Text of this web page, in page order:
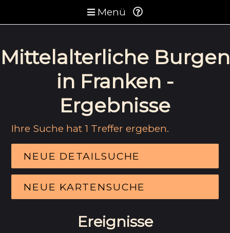
Menü
Mittelalterliche Burgen
in Franken -
Ergebnisse
Ihre Suche hat 1 Treffer ergeben.
NEUE DETAILSUCHE
NEUE KARTENSUCHE
Ereignisse